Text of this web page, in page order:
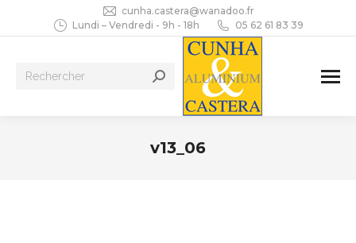
cunha.castera@wanadoo.fr
Lundi – Vendredi - 9h - 18h
05 62 61 83 39
Recherche
v13_06